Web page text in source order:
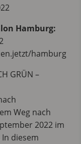
Hamburg:
hamburg
GRÜN –
Weg nach
2022 im
diesem